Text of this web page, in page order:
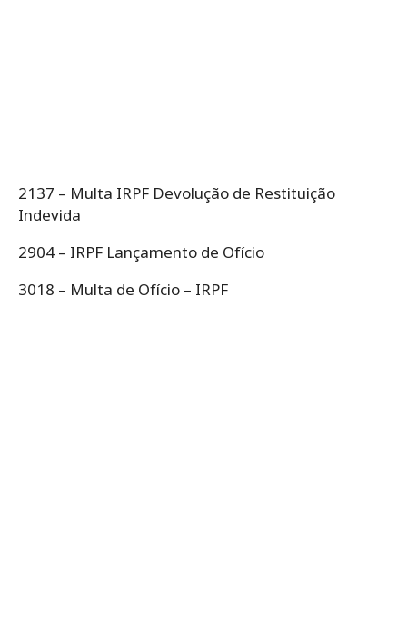
2137 – Multa IRPF Devolução de Restituição
Indevida
2904 – IRPF Lançamento de Ofício
3018 – Multa de Ofício – IRPF